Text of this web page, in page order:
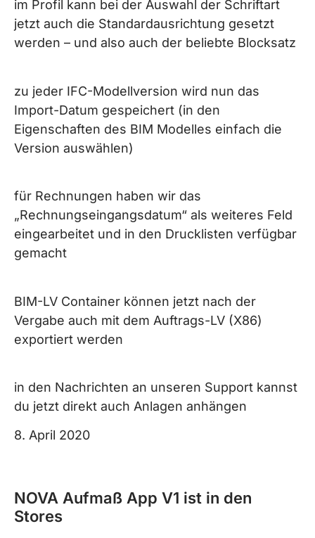
im Profil kann bei der Auswahl der Schriftart
jetzt auch die Standardausrichtung gesetzt
werden – und also auch der beliebte Blocksatz
zu jeder IFC-Modellversion wird nun das
Import-Datum gespeichert (in den
Eigenschaften des BIM Modelles einfach die
Version auswählen)
für Rechnungen haben wir das
„Rechnungseingangsdatum“ als weiteres Feld
eingearbeitet und in den Drucklisten verfügbar
gemacht
BIM-LV Container können jetzt nach der
Vergabe auch mit dem Auftrags-LV (X86)
exportiert werden
in den Nachrichten an unseren Support kannst
du jetzt direkt auch Anlagen anhängen
8. April 2020
NOVA Aufmaß App V1 ist in den
Stores